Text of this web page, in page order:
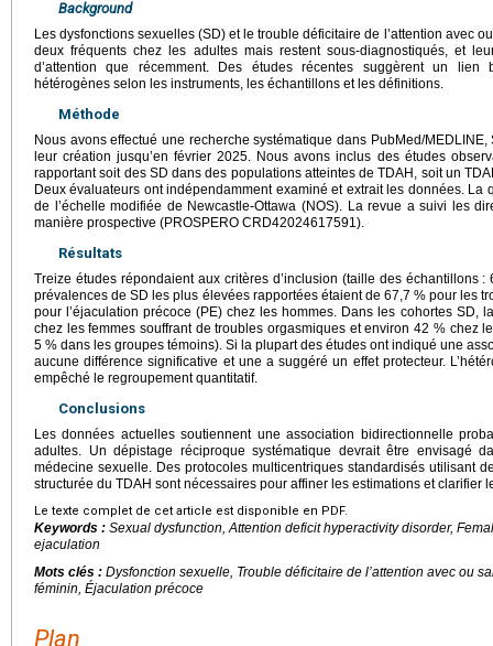
Background
Les dysfonctions sexuelles (SD) et le trouble déficitaire de l’attention avec
deux fréquents chez les adultes mais restent sous-diagnostiqués, et
d’attention que récemment. Des études récentes suggèrent un lien
hétérogènes selon les instruments, les échantillons et les définitions.
Méthode
Nous avons effectué une recherche systématique dans PubMed/
leur création jusqu’en février 2025. Nous avons inclus des études
rapportant soit des SD dans des populations atteintes de TDAH, soit un
Deux évaluateurs ont indépendamment examiné et extrait les données. La
de l’échelle modifiée de Newcastle-Ottawa (NOS). La revue a suivi les
manière prospective (PROSPERO CRD42024617591).
Résultats
Treize études répondaient aux critères d’inclusion (taille des échantillons
prévalences de SD les plus élevées rapportées étaient de 67,7 % pour les
pour l’éjaculation précoce (PE) chez les hommes. Dans les cohortes SD,
chez les femmes souffrant de troubles orgasmiques et environ 42 % chez
5 % dans les groupes témoins). Si la plupart des études ont indiqué une
aucune différence significative et une a suggéré un effet protecteur.
empêché le regroupement quantitatif.
Conclusions
Les données actuelles soutiennent une association bidirectionnelle
adultes. Un dépistage réciproque systématique devrait être envisagé
médecine sexuelle. Des protocoles multicentriques standardisés utilisant
structurée du TDAH sont nécessaires pour affiner les estimations et clarifier
Le texte complet de cet article est disponible en PDF.
Keywords : Sexual dysfunction, Attention deficit hyperactivity disorder,
ejaculation
Mots clés : Dysfonction sexuelle, Trouble déficitaire de l’attention avec ou
féminin, Éjaculation précoce
Plan